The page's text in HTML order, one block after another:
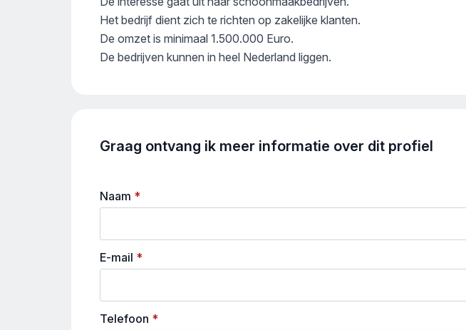
Het bedrijf dient zich te richten op zakelijke klanten.
De omzet is minimaal 1.500.000 Euro.
De bedrijven kunnen in heel Nederland liggen.
Graag ontvang ik meer informatie over dit profiel
Naam *
E-mail *
Telefoon *